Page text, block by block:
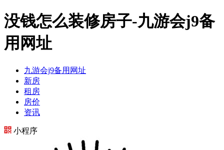
没钱怎么装修房子-九游会j9备
用网址
九游会j9备用网址
新房
租房
房价
资讯
小程序